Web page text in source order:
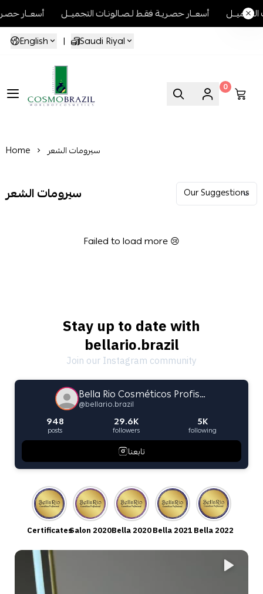
أسعــار حصـريـة فقـط لـصـالونـات التجميــل
التجميــل
English
| Saudi Riyal
Cosmo Brazil
0
Home سيرومات الشعر
سيرومات الشعر
Failed to load more 😢
Stay up to date with
bellario.brazil
Join our Instagram community
Bella Rio Cosméticos Profissional
@bellario.brazil
948
posts
29.6K
followers
5K
following
تابعنا
CertificatesSalon 2020Bella 2020Bella 2021 Bella 2022